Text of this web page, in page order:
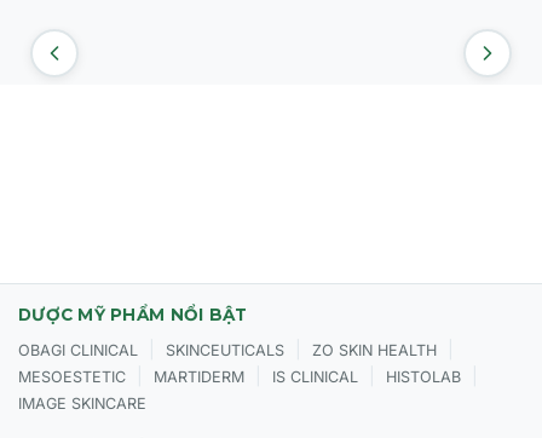
DƯỢC MỸ PHẨM NỔI BẬT
OBAGI CLINICAL SKINCEUTICALS ZO SKIN HEALTH
MESOESTETIC MARTIDERM IS CLINICAL HISTOLAB
IMAGE SKINCARE